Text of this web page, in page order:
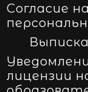
Согласие
лицензии